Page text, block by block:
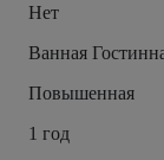
Нет
Ванная
Повышенная
1 год